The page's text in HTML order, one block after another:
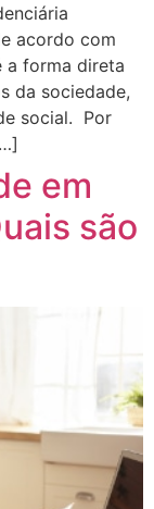
acordo com
a forma direta
da sociedade,
social. Por
em
são